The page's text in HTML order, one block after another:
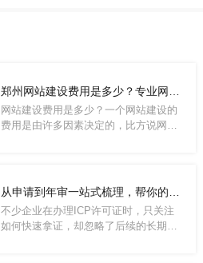
网站建设费用是多少？一个网站建设的
费用是由许多因素决定的，比方说网站
从申请到年审一站式梳理，帮你的ICP许可证全程合规
不少企业在办理ICP许可证时，只关注
如何快速拿证，却忽略了后续的长期合